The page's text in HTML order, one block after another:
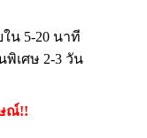
น 5-20 นาที
พิเศษ 2-3 วัน
ณ์!!